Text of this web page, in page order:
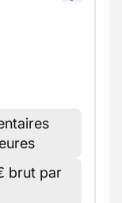
brut par